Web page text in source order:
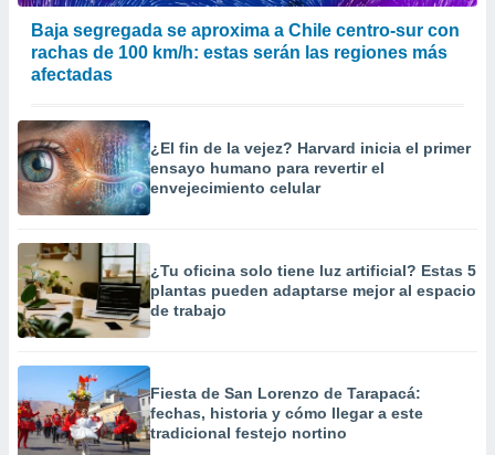
Baja segregada se aproxima a Chile centro-sur con
rachas de 100 km/h: estas serán las regiones más
afectadas
¿El fin de la vejez? Harvard inicia el primer
ensayo humano para revertir el
envejecimiento celular
¿Tu oficina solo tiene luz artificial? Estas 5
plantas pueden adaptarse mejor al espacio
de trabajo
Fiesta de San Lorenzo de Tarapacá:
fechas, historia y cómo llegar a este
tradicional festejo nortino